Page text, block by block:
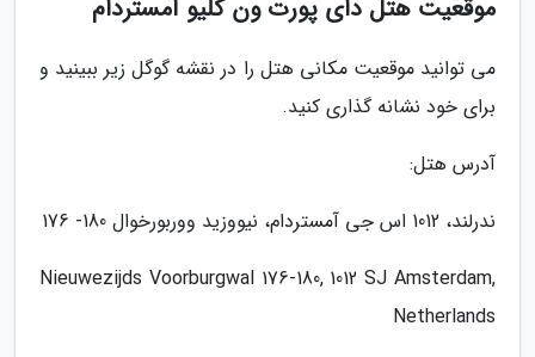
موقعیت هتل دای پورت ون کلیو آمستردام
می توانید موقعیت مکانی هتل را در نقشه گوگل زیر ببینید و
برای خود نشانه گذاری کنید.
آدرس هتل:
ندرلند، 1012 اس جی آمستردام، نیووزید ووربورخوال 180- 176
Nieuwezijds Voorburgwal 176-180, 1012 SJ Amsterdam,
Netherlands